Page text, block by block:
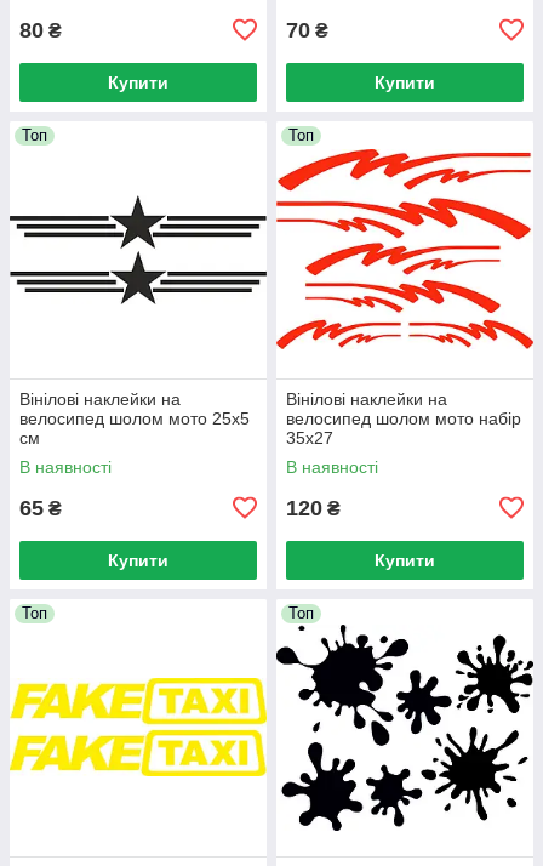
80 ₴
Купити
70 ₴
Купити
Топ
Вінілові наклейки на
велосипед шолом мото 25x5
см
В наявності
65 ₴
Купити
Топ
Вінілові наклейки на
велосипед шолом мото набір
35x27
В наявності
120 ₴
Купити
Топ Топ